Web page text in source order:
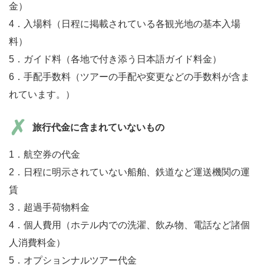
金）
4．入場料（日程に掲載されている各観光地の基本入場
料）
5．ガイド料（各地で付き添う日本語ガイド料金）
6．手配手数料（ツアーの手配や変更などの手数料が含ま
れています。）
旅行代金に含まれていないもの
1．航空券の代金
2．日程に明示されていない船舶、鉄道など運送機関の運
賃
3．超過手荷物料金
4．個人費用（ホテル内での洗濯、飲み物、電話など諸個
人消費料金）
5．オプションナルツアー代金